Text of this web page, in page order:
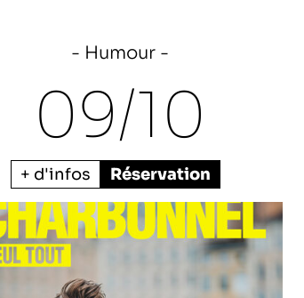
Humour
09/10
+ d'infos Réservation